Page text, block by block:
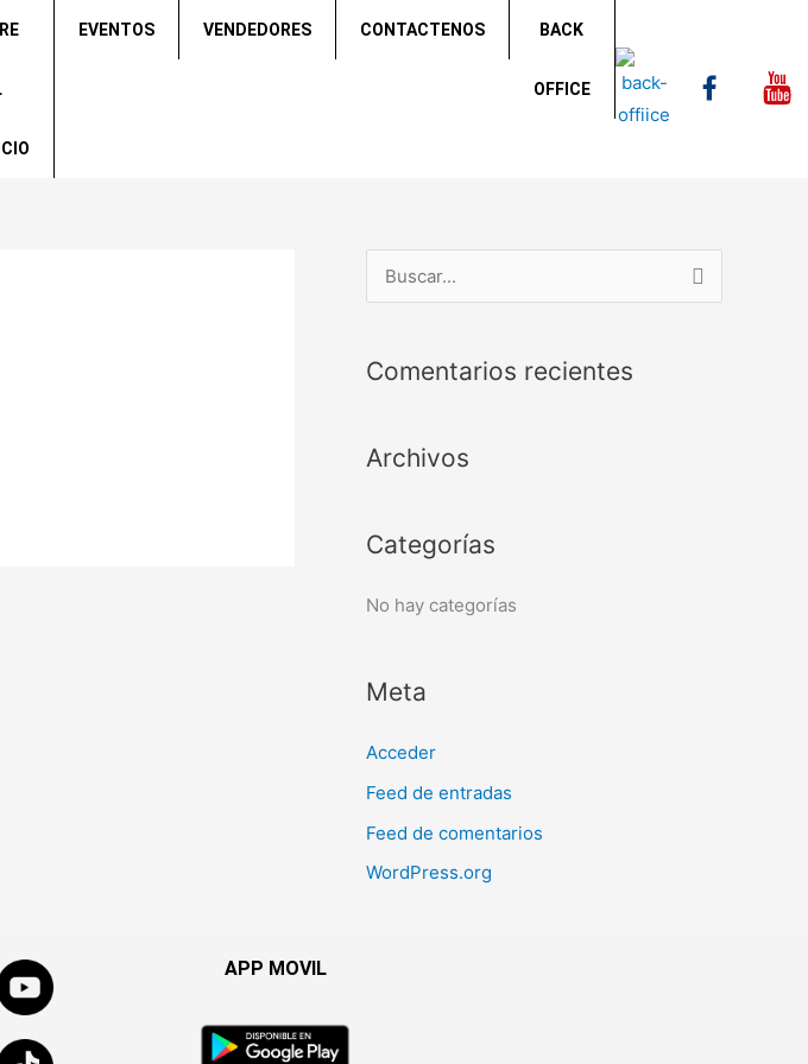
EVENTOS VENDEDORES CONTACTENOS BACK
OFFICE
c
r
o
:
Comentarios recientes
Archivos
Categorías
No hay categorías
Meta
Acceder
Feed de entradas
Feed de comentarios
WordPress.org
APP MOVIL